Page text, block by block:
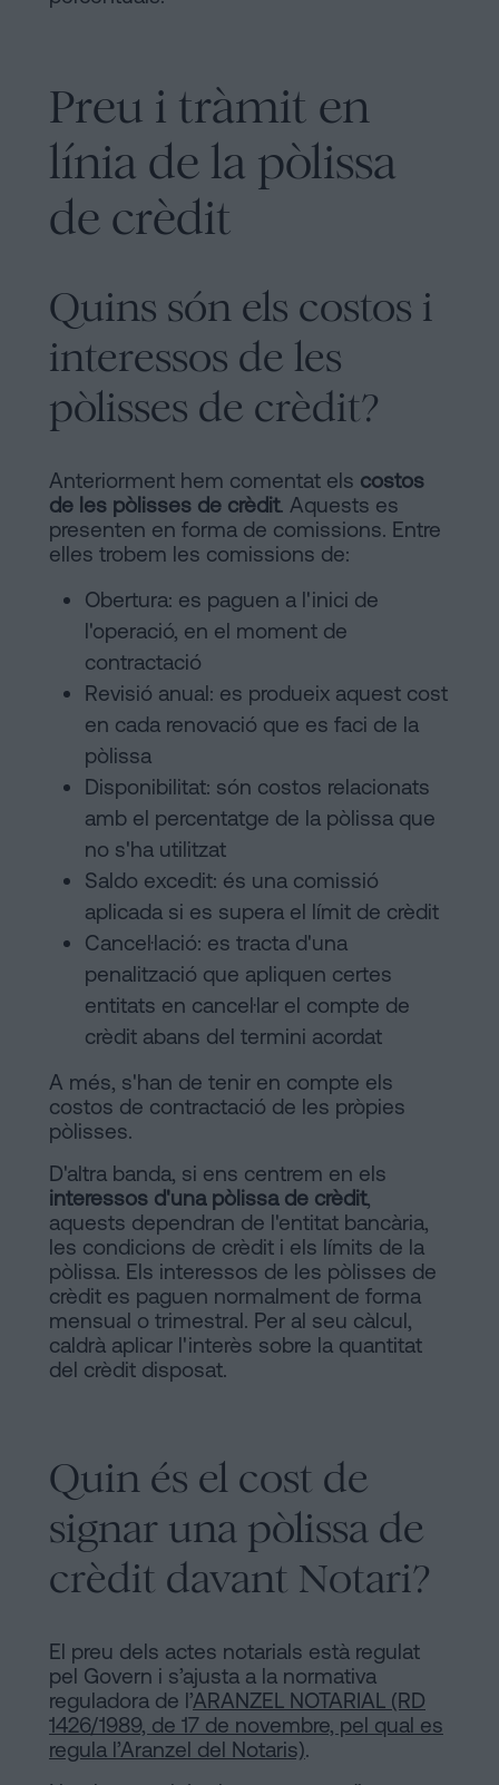
Preu i tràmit en
línia de la pòlissa
de crèdit
Quins són els costos i
interessos de les
pòlisses de crèdit?
Anteriorment hem comentat els costos
de les pòlisses de crèdit. Aquests es
presenten en forma de comissions. Entre
elles trobem les comissions de:
Obertura: es paguen a l'inici de
l'operació, en el moment de
contractació
Revisió anual: es produeix aquest cost
en cada renovació que es faci de la
pòlissa
Disponibilitat: són costos relacionats
amb el percentatge de la pòlissa que
no s'ha utilitzat
Saldo excedit: és una comissió
aplicada si es supera el límit de crèdit
Cancel·lació: es tracta d'una
penalització que apliquen certes
entitats en cancel·lar el compte de
crèdit abans del termini acordat
A més, s'han de tenir en compte els
costos de contractació de les pròpies
pòlisses.
D'altra banda, si ens centrem en els
interessos d'una pòlissa de crèdit,
aquests dependran de l'entitat bancària,
les condicions de crèdit i els límits de la
pòlissa. Els interessos de les pòlisses de
crèdit es paguen normalment de forma
mensual o trimestral. Per al seu càlcul,
caldrà aplicar l'interès sobre la quantitat
del crèdit disposat.
Quin és el cost de
signar una pòlissa de
crèdit davant Notari?
El preu dels actes notarials està regulat
pel Govern i s’ajusta a la normativa
reguladora de l’ARANZEL NOTARIAL (RD
1426/1989, de 17 de novembre, pel qual es
regula l’Aranzel del Notaris).